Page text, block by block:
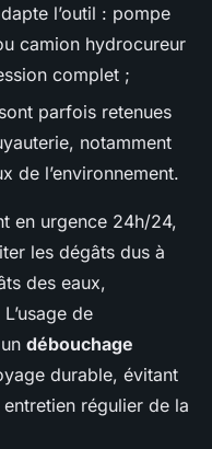
l’outil : pompe
camion hydrocureur
complet ;
sont parfois retenues
notamment
de l’environnement.
en urgence 24h/24,
les dégâts dus à
des eaux,
de
débouchage
durable, évitant
régulier de la